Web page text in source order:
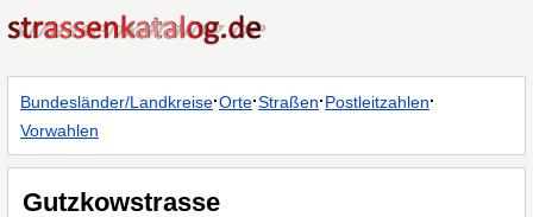
Bundesländer/Landkreise·Orte·Straßen·Postleitzahlen·
Vorwahlen
Gutzkowstrasse